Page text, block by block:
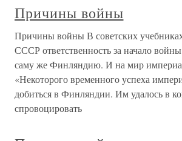
Причины войны
Причины войны В советских
СССР ответственность за начало войны
саму же Финляндию. И на мир
«Некоторого временного успеха
добиться в Финляндии. Им удалось в
спровоцировать